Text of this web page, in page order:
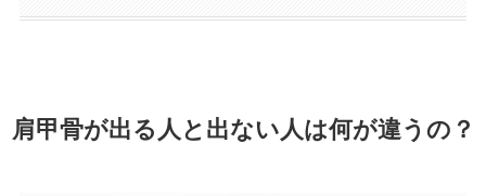
肩甲骨が出る人と出ない人は何が違うの？